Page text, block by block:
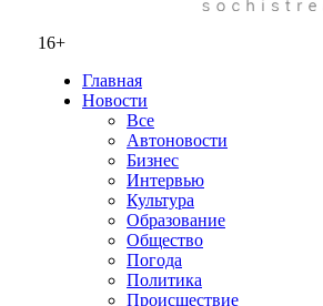
16+
Главная
Новости
Все
Автоновости
Бизнес
Интервью
Культура
Образование
Общество
Погода
Политика
Происшествие